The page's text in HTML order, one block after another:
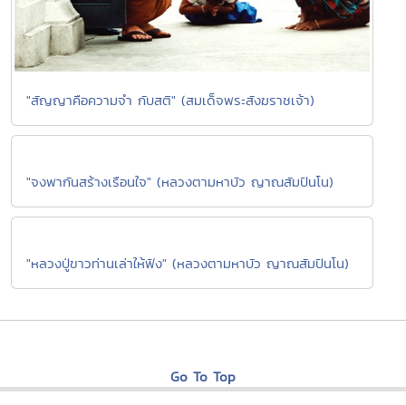
"สัญญาคือความจำ กับสติ" (สมเด็จพระสังฆราชเจ้า)
"จงพากันสร้างเรือนใจ" (หลวงตามหาบัว ญาณสัมปันโน)
"หลวงปู่ขาวท่านเล่าให้ฟัง" (หลวงตามหาบัว ญาณสัมปันโน)
Go To Top